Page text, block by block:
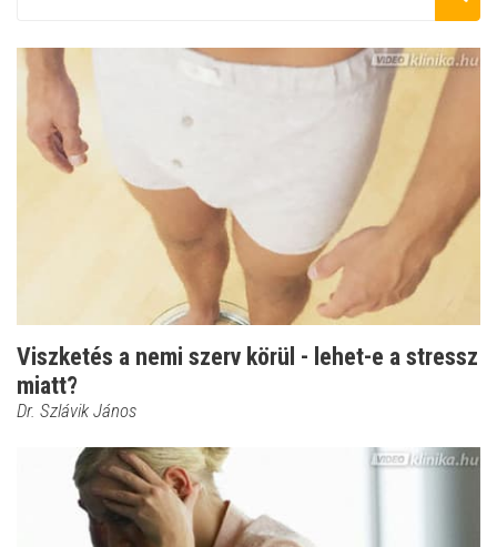
Viszketés a nemi szerv körül - lehet-e a stressz
miatt?
Dr. Szlávik János